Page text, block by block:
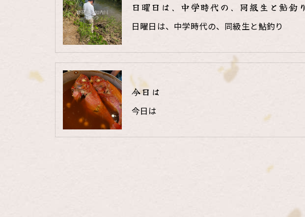
日曜日は、中学時代の、同級生と鮎釣り
日曜日は、中学時代の、同級生と鮎釣り
今日は
今日は